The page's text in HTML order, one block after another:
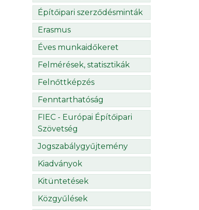
Építőipari szerződésminták
Erasmus
Éves munkaidőkeret
Felmérések, statisztikák
Felnőttképzés
Fenntarthatóság
FIEC - Európai Építőipari
Szövetség
Jogszabálygyűjtemény
Kiadványok
Kitüntetések
Közgyűlések